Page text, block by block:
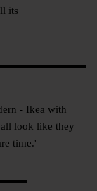
its
- Ikea with
look like they
time.'